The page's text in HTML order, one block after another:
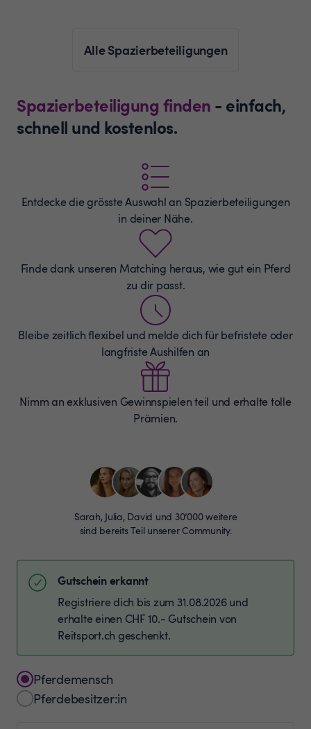
Alle Spazierbeteiligungen
Spazierbeteiligung finden - einfach,
schnell und kostenlos.
Entdecke die grösste Auswahl an Spazierbeteiligungen
in deiner Nähe.
Finde dank unseren Matching heraus, wie gut ein Pferd
zu dir passt.
Bleibe zeitlich flexibel und melde dich für befristete oder
langfriste Aushilfen an
Nimm an exklusiven Gewinnspielen teil und erhalte tolle
Prämien.
Sarah, Julia, David und 30’000 weitere
sind bereits Teil unserer Community.
Gutschein erkannt
Registriere dich bis zum 31.08.2026 und
erhalte einen CHF 10.- Gutschein von
Reitsport.ch geschenkt.
Pferdemensch
Pferdebesitzer:in